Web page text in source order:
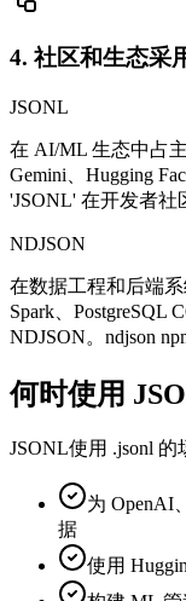
4. 社区和生态采
JSONL
在 AI/ML 生态中占
Gemini、Hugging
'JSONL' 在开发者社
NDJSON
在数据工程和后端系
Spark、PostgreSQL
NDJSON。ndjson
何时使用
JSONL使用 .jsonl 的
为 OpenAI
据
使用